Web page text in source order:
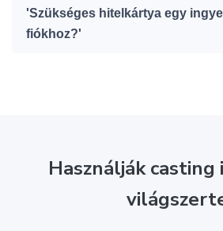
'Szükséges hitelkártya egy
fiókhoz?'
Használják casting